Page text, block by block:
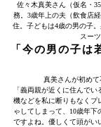
佐々木真美さん（仮名・
務。3歳年上の夫（飲食店
住。子どもは4歳の男の子
スー
「今の男の子は
真美さんが初めて
「義両親が近くに住んで
機などを私に断りもなくプ
ゃしてしまって、10歳年
ですよね。優しくて頭がい